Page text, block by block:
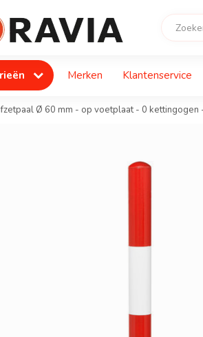
Merken Klantenservice
Ø 60 mm - op voetplaat - 0